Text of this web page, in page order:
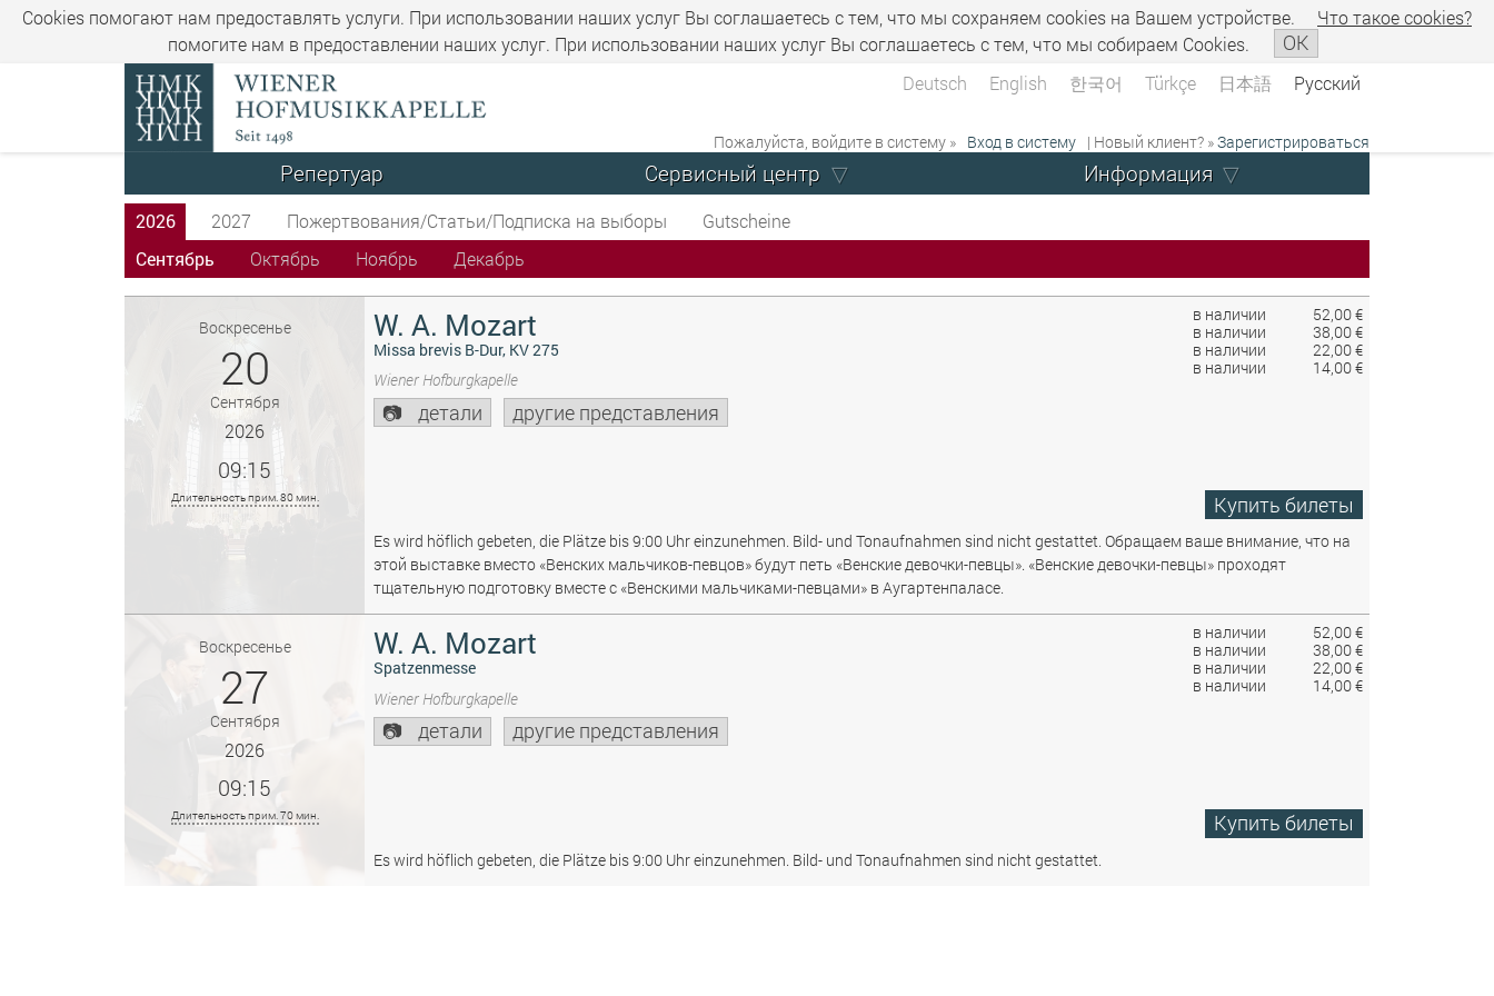
Cookies помогают нам предоставлять услуги. При использовании наших услуг Вы соглашаетесь с тем, что мы сохраняем сookies на Вашем устройстве.
Что такое сookies?
помогите нам в предоставлении наших услуг. При использовании наших услуг Вы соглашаетесь с тем, что мы собираем Cookies.
OK
Deutsch English 한국어 Türkçe 日本語 Русский
Пожалуйста, войдите в систему » Вход в систему | Новый клиент? »Зарегистрироваться
Репертуар Сервисный центр Информация
2026 2027 Пожертвования/Статьи/Подписка на выборы
Gutscheine
Сентябрь
Октябрь Ноябрь Декабрь
в наличии
52,00 €
в наличии
38,00 €
в наличии
22,00 €
в наличии
14,00 €
Воскресенье
20
Сентября
2026
09:15
Длительность прим. 80 мин.
W. A. Mozart
Missa brevis B-Dur, KV 275
Wiener Hofburgkapelle
детали другие представления
Купить билеты
Es wird höflich gebeten, die Plätze bis 9:00 Uhr einzunehmen. Bild- und Tonaufnahmen sind nicht gestattet. Обращаем ваше внимание, что на
этой выставке вместо «Венских мальчиков-певцов» будут петь «Венские девочки-певцы». «Венские девочки-певцы» проходят
тщательную подготовку вместе с «Венскими мальчиками-певцами» в Аугартенпаласе.
в наличии
52,00 €
в наличии
38,00 €
в наличии
22,00 €
в наличии
14,00 €
Воскресенье
27
Сентября
2026
09:15
Длительность прим. 70 мин.
W. A. Mozart
Spatzenmesse
Wiener Hofburgkapelle
детали другие представления
Купить билеты
Es wird höflich gebeten, die Plätze bis 9:00 Uhr einzunehmen. Bild- und Tonaufnahmen sind nicht gestattet.